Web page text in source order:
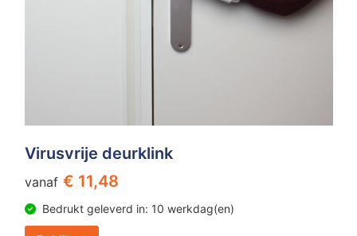
Virusvrije deurklink
vanaf € 11,48
Bedrukt geleverd in: 10 werkdag(en)